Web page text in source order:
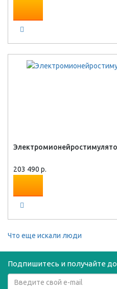
203 490 р.
Что еще искали люди
Подпишитесь и получайте